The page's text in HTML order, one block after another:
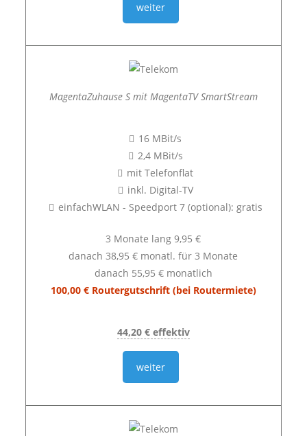
weiter
MagentaZuhause S mit MagentaTV SmartStream
16 MBit/s
2,4 MBit/s
mit Telefonflat
inkl. Digital-TV
einfachWLAN - Speedport 7 (optional): gratis
3 Monate lang 9,95 €
danach 38,95 € monatl. für 3 Monate
danach 55,95 € monatlich
100,00 € Routergutschrift (bei Routermiete)
44,20 € effektiv
weiter